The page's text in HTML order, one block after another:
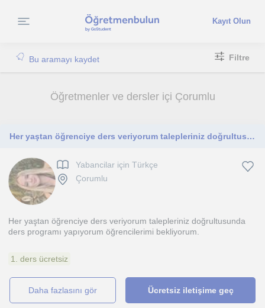
Kayıt Olun
Bu aramayı kaydet Filtre
Öğretmenler ve dersler içi Çorumlu
Her yaştan öğrenciye ders veriyorum talepleriniz doğrultusunda ders programı yapıyorum öğrencilerimi bekliyorum
Yabancilar için Türkçe
Çorumlu
Her yaştan öğrenciye ders veriyorum talepleriniz doğrultusunda
ders programı yapıyorum öğrencilerimi bekliyorum.
1. ders ücretsiz
daha fazlasını gör Ücretsiz iletişime geç